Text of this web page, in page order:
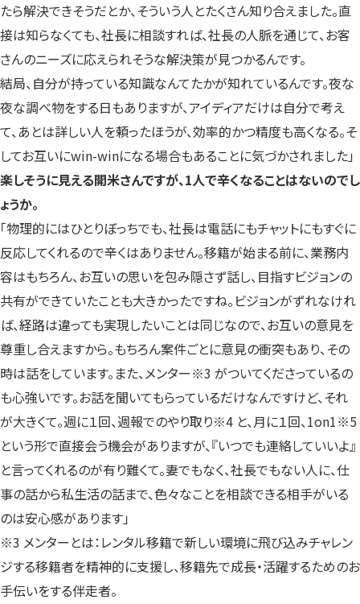
たら解決できそうだとか、そういう人とたくさん知り合えました。直
接は知らなくても、社長に相談すれば、社長の人脈を通じて、お客
さんのニーズに応えられそうな解決策が見つかるんです。
結局、自分が持っている知識なんてたかが知れているんです。夜な
夜な調べ物をする日もありますが、アイディアだけは自分で考え
て、あとは詳しい人を頼ったほうが、効率的かつ精度も高くなる。そ
してお互いにwin-winになる場合もあることに気づかされました」
楽しそうに見える開米さんですが、1人で辛くなることはないのでし
ょうか。
「物理的にはひとりぼっちでも、社長は電話にもチャットにもすぐに
反応してくれるので辛くはありません。移籍が始まる前に、業務内
容はもちろん、お互いの思いを包み隠さず話し、目指すビジョンの
共有ができていたことも大きかったですね。ビジョンがずれなけれ
ば、経路は違っても実現したいことは同じなので、お互いの意見を
尊重し合えますから。もちろん案件ごとに意見の衝突もあり、その
時は話をしています。また、メンター※3 がついてくださっているの
も心強いです。お話を聞いてもらっているだけなんですけど、それ
が大きくて。週に１回、週報でのやり取り※4 と、月に１回、1on1※5
という形で直接会う機会がありますが、『いつでも連絡していいよ』
と言ってくれるのが有り難くて。妻でもなく、社長でもない人に、仕
事の話から私生活の話まで、色々なことを相談できる相手がいる
のは安心感があります」
※3 メンターとは：レンタル移籍で新しい環境に飛び込みチャレン
ジする移籍者を精神的に支援し、移籍先で成長・活躍するためのお
手伝いをする伴走者。